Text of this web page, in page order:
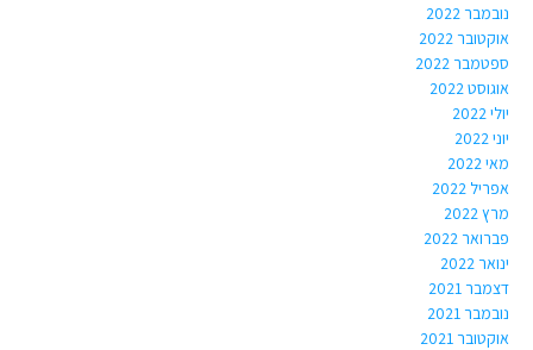
נובמבר 2022
אוקטובר 2022
ספטמבר 2022
אוגוסט 2022
יולי 2022
יוני 2022
מאי 2022
אפריל 2022
מרץ 2022
פברואר 2022
ינואר 2022
דצמבר 2021
נובמבר 2021
אוקטובר 2021